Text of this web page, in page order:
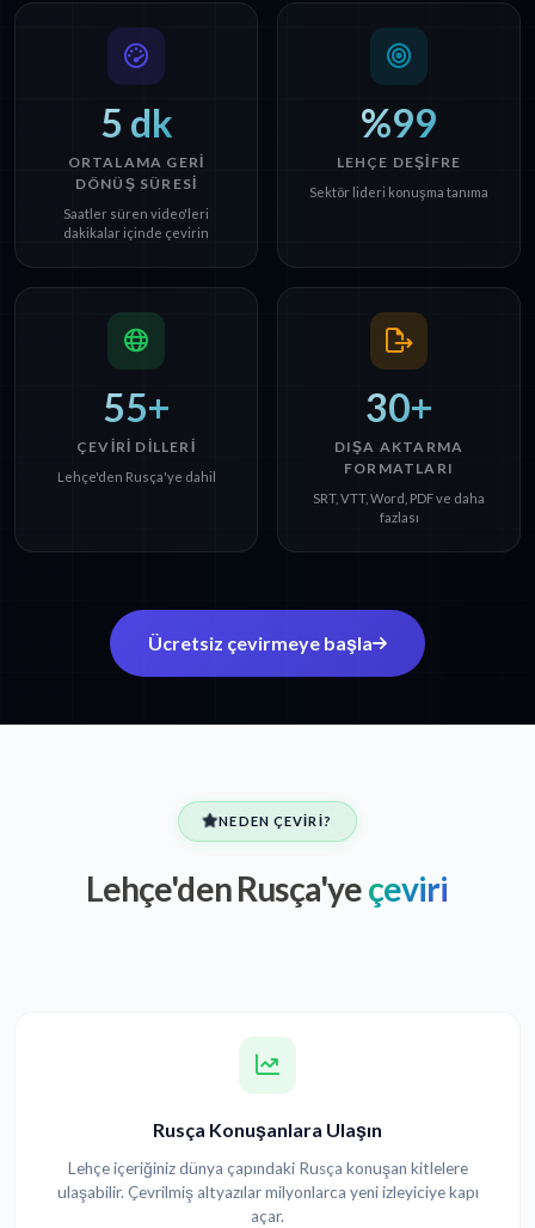
5 dk
ORTALAMA GERI
DÖNÜŞ SÜRESI
Saatler süren video'leri
dakikalar içinde çevirin
%99
LEHÇE DEŞIFRE
Sektör lideri konuşma tanıma
55+
ÇEVIRI DILLERI
Lehçe'den Rusça'ye dahil
30+
DIŞA AKTARMA
FORMATLARI
SRT, VTT, Word, PDF ve daha
fazlası
Ücretsiz çevirmeye başla
NEDEN ÇEVIRI?
Lehçe'den Rusça'yeçeviri
Rusça Konuşanlara Ulaşın
Lehçe içeriğiniz dünya çapındaki Rusça konuşan kitlelere
ulaşabilir. Çevrilmiş altyazılar milyonlarca yeni izleyiciye kapı
açar.